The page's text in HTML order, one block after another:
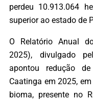
perdeu 10.913.064
superior ao estado de
O Relatório Anual
2025), divulgado
apontou redução
Caatinga em 2025,
bioma, presente no